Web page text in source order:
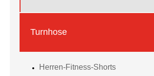
Turnhose
Herren-Fitness-Shorts